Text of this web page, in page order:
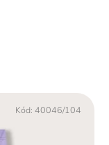
Kód: 40046/104